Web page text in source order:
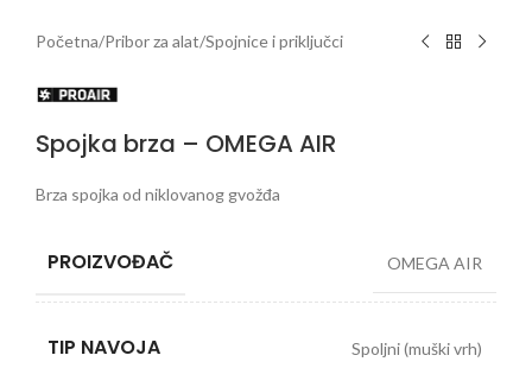
Početna/Pribor za alat/Spojnice i priključci
Spojka brza – OMEGA AIR
Brza spojka od niklovanog gvožđa
PROIZVOĐAČ OMEGA AIR
TIP NAVOJA Spoljni (muški vrh)